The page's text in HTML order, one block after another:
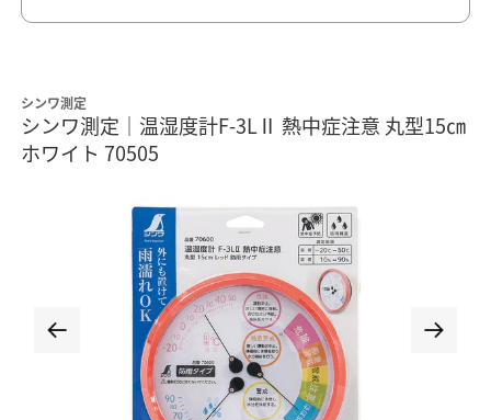
シンワ測定
シンワ測定｜温湿度計F-3LⅡ 熱中症注意 丸型15㎝
ホワイト 70505